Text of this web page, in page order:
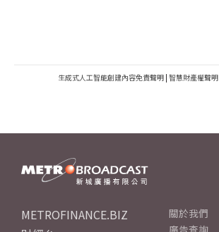
生成式人工智能創建內容免責聲明 | 智慧財產權聲明
METROFINANCE.BIZ
關於我們